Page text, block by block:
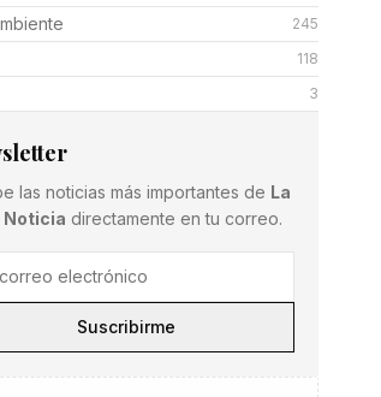
245
118
3
las noticias más importantes de La
Noticia directamente en tu correo.
Suscribirme